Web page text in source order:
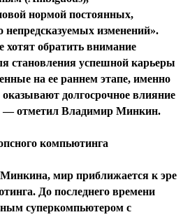
нормой постоянных,
изменений».
обратить внимание
становления успешной карьеры
на ее раннем этапе, именно
долгосрочное влияние
— отметил Владимир Минкин.
компьютинга
мир приближается к эре
До последнего времени
суперкомпьютером с